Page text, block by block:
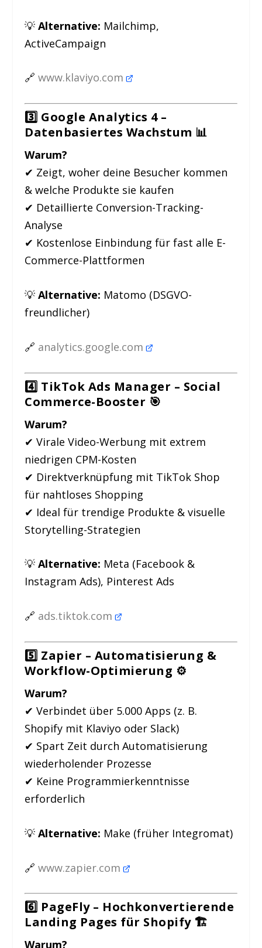
💡Alternative: Mailchimp,
ActiveCampaign
🔗www.klaviyo.com
3️⃣ Google Analytics 4 –
Datenbasiertes Wachstum 📊
Warum?
✔ Zeigt, woher deine Besucher kommen
& welche Produkte sie kaufen
✔ Detaillierte Conversion-Tracking-
Analyse
✔ Kostenlose Einbindung für fast alle E-
Commerce-Plattformen
💡Alternative: Matomo (DSGVO-
freundlicher)
🔗 analytics.google.com
4️⃣ TikTok Ads Manager – Social
Commerce-Booster 🎯
Warum?
✔ Virale Video-Werbung mit extrem
niedrigen CPM-Kosten
✔ Direktverknüpfung mit TikTok Shop
für nahtloses Shopping
✔ Ideal für trendige Produkte & visuelle
Storytelling-Strategien
💡Alternative: Meta (Facebook &
Instagram Ads), Pinterest Ads
🔗 ads.tiktok.com
5️⃣ Zapier – Automatisierung &
Workflow-Optimierung ⚙️
Warum?
✔ Verbindet über 5.000 Apps (z. B.
Shopify mit Klaviyo oder Slack)
✔ Spart Zeit durch Automatisierung
wiederholender Prozesse
✔ Keine Programmierkenntnisse
erforderlich
💡Alternative: Make (früher Integromat)
🔗www.zapier.com
6️⃣ PageFly – Hochkonvertierende
Landing Pages für Shopify🏗️
Warum?